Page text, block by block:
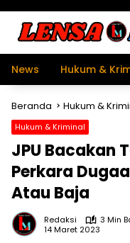
News Hukum &
Beranda Hukum &
Hukum & Kriminal
JPU Bacakan
Perkara
Atau Baja
Redaksi
3 Min
14 Maret 2023